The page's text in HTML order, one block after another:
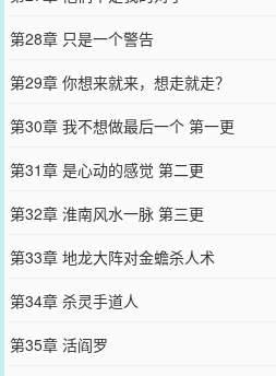
第28章 只是一个警告
第29章 你想来就来，想走就走？
第30章 我不想做最后一个 第一更
第31章 是心动的感觉 第二更
第32章 淮南风水一脉 第三更
第33章 地龙大阵对金蟾杀人术
第34章 杀灵手道人
第35章 活阎罗